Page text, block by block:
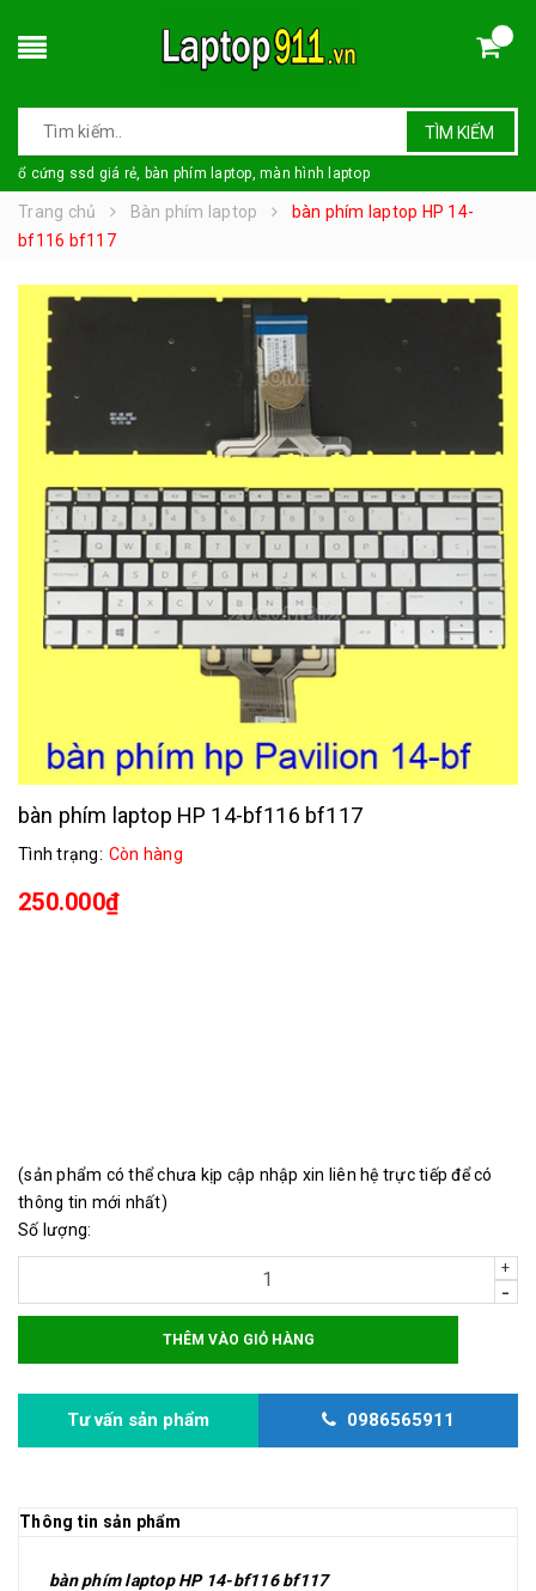
TÌM KIẾM
ổ cứng ssd giá rẻ, bàn phím laptop, màn hình laptop
Trang chủ Bàn phím laptop
bàn phím laptop HP 14-
bf116 bf117
bàn phím laptop HP 14-bf116 bf117
Tình trạng: Còn hàng
250.000₫
(sản phẩm có thể chưa kịp cập nhập xin liên hệ trực tiếp để có
thông tin mới nhất)
Số lượng:
+
-
THÊM VÀO GIỎ HÀNG
Tư vấn sản phẩm 0986565911
Thông tin sản phẩm
bàn phím laptop HP 14-bf116 bf117